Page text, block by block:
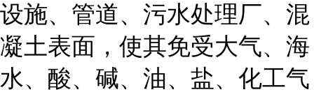
设施、管道、污水处理厂、混
凝土表面，使其免受大气、海
水、酸、碱、油、盐、化工气